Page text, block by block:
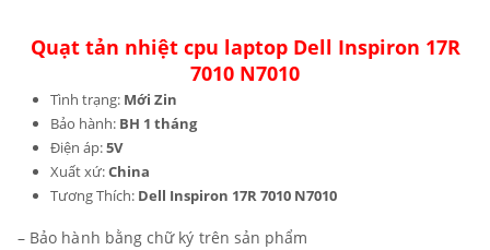
Quạt tản nhiệt cpu laptop Dell Inspiron 17R
7010 N7010
Tình trạng: Mới Zin
Bảo hành: BH 1 tháng
Điện áp:5V
Xuất xứ:China
Tương Thích: Dell Inspiron 17R 7010 N7010
– Bảo hành bằng chữ ký trên sản phẩm